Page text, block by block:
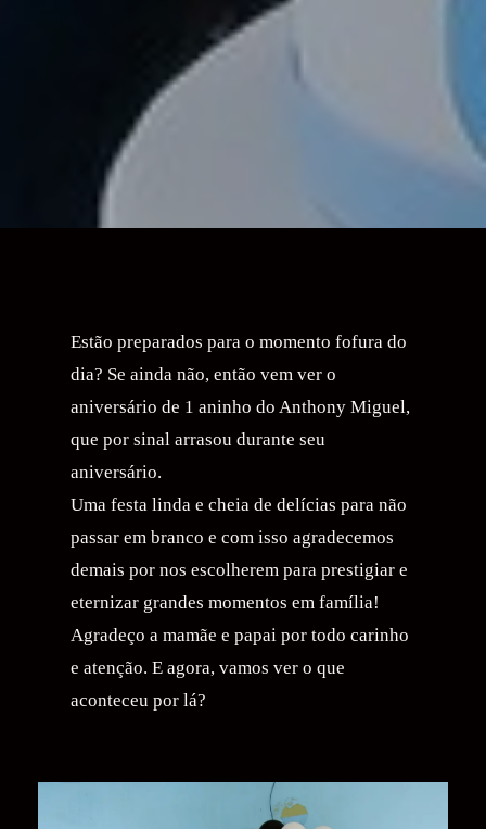
Estão preparados para o momento fofura do
dia? Se ainda não, então vem ver o
aniversário de 1 aninho do Anthony Miguel,
que por sinal arrasou durante seu
aniversário.
Uma festa linda e cheia de delícias para não
passar em branco e com isso agradecemos
demais por nos escolherem para prestigiar e
eternizar grandes momentos em família!
Agradeço a mamãe e papai por todo carinho
e atenção. E agora, vamos ver o que
aconteceu por lá?